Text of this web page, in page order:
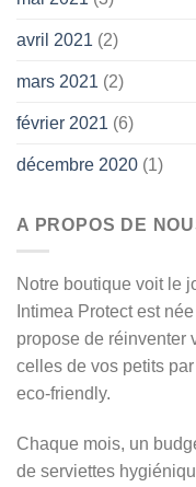
avril 2021 (2)
mars 2021 (2)
février 2021 (6)
décembre 2020 (1)
A PROPOS DE
Notre boutique voit le
Intimea Protect est
propose de réinventer
celles de vos petits
eco-friendly.
Chaque mois, un
de serviettes